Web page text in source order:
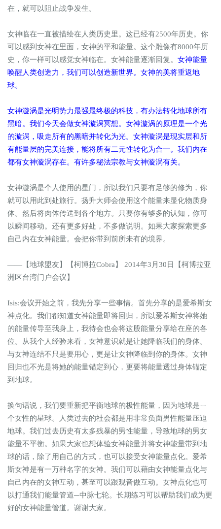
在，就可以阻止战争发生。
女神临在一直被描绘在人类历史里。这已经有2500年历史。你
可以感到女神在里面，女神的平和能量。这个雕像有8000年历
史，你一样可以感觉女神临在。女神能量逐渐回复。 女神能量
唤醒人类创造力，我们可以创造新世界。女神的美将重返地
球。
女神漩涡是光明势力最强最终极的科技，有办法转化地球所有
黑暗。我们今天会做女神漩涡冥想。女神漩涡的原理是一个光
的漩涡，吸走所有的黑暗并转化为光。女神漩涡是现实层和所
有能量层的完美连接，能将所有二元性转化为合一。我们内在
都有女神漩涡存在。有许多秘法宗教与女神漩涡有关。
女神漩涡是个人使用的星门，所以我们只要有足够的修为，你
就可以用此到处旅行。扬升大师会使用这个能量来显化物质身
体。然后将肉体传送到各个地方。只要你有够多的认知，你可
以瞬间移动。还有更多好处，不多做说明。如果大家探索更多
自己内在女神能量。会把你带到前所未有的境界。
——【地球盟友】【柯博拉Cobra】 2014年3月30日【柯博拉亚
洲区台湾门户会议】
Isis:会议开始之前，我先分享一些事情。首先分享的是爱希斯女
神点化。我们都知道女神能量即将回归，所以爱希斯女神将她
的能量传导至我身上，我待会也会将这股能量分享给在座的各
位。从我个人经验来看，女神意识就是让她降临我们的身体。
与女神连结不只是要用心，更是让女神降临到你的身体。女神
回归也不光是将她的能量锚定到心，更要将能量透过身体锚定
到地球。
换句话说，我们要重新把平衡地球的极性能量，因为地球是ㄧ
个女性的星球。人类过去的社会都是用非常负面男性能量压迫
地球。我们过去历史有太多残暴的男性能量，导致地球的男女
能量不平衡。如果大家也想体验女神能量并将女神能量带到地
球的话，除了用自己的方式，也可以接受女神能量点化。爱希
斯女神是有一万种名字的女神。我们可以藉由女神能量点化与
自己内在的女神互动，甚至可以跟观音做互动。女神点化也可
以打通我们能量管道─中脉七轮。长期练习可以帮助我们成为更
好的女神能量管道。谢谢大家。